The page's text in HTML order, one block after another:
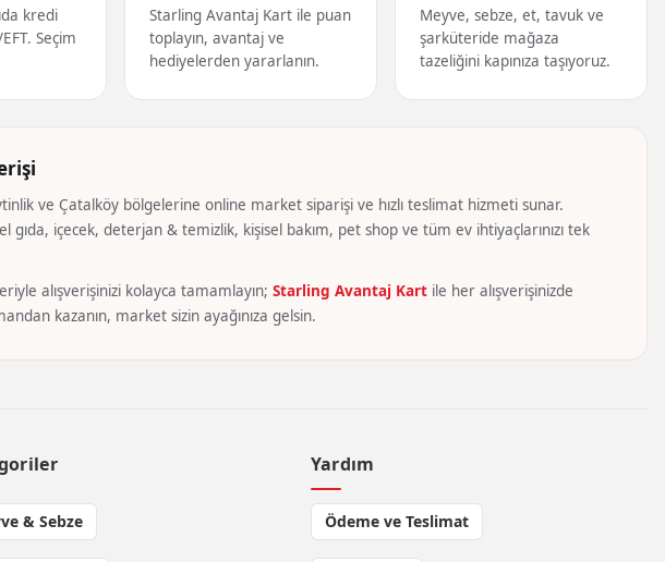
kredi
Seçim
Starling Avantaj Kart ile puan
toplayın, avantaj ve
hediyelerden yararlanın.
Meyve, sebze, et, tavuk ve
şarküteride mağaza
tazeliğini kapınıza taşıyoruz.
ve Çatalköy bölgelerine online market siparişi ve hızlı teslimat hizmeti sunar.
gıda, içecek, deterjan & temizlik, kişisel bakım, pet shop ve tüm ev ihtiyaçlarınızı tek
alışverişinizi kolayca tamamlayın; Starling Avantaj Kart ile her alışverişinizde
kazanın, market sizin ayağınıza gelsin.
& Sebze
Yardım
Ödeme ve Teslimat